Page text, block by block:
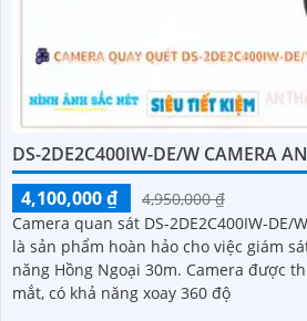
DS-2DE2C400IW-DE/W CAMERA
4,100,000 ₫
4,950,000 ₫
Camera quan sát DS-2DE2C400IW-DE/
là sản phẩm hoàn hảo cho việc giám
năng Hồng Ngoại 30m. Camera được thiết kế mỹ thuật cao bắt
mắt, có khả năng xoay 360 độ